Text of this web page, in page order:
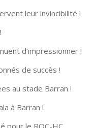
leur invincibilité !
d’impressionner !
de succès !
au stade Barran !
à Barran !
pour le ROC-HC